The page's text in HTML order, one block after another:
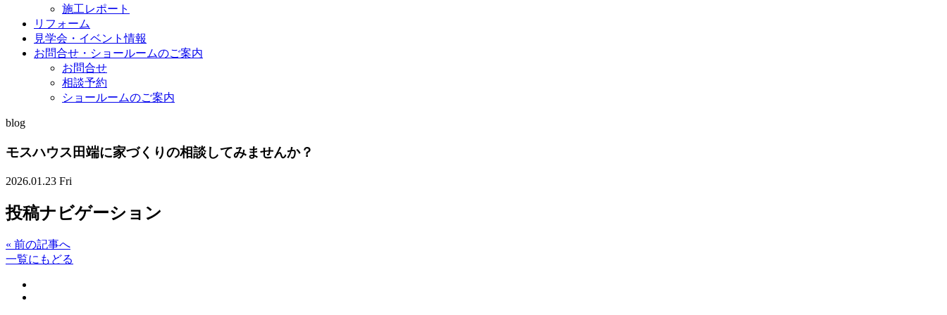
施工レポート
リフォーム
見学会・イベント情報
お問合せ・ショールームのご案内
お問合せ
相談予約
ショールームのご案内
blog
モスハウス田端に家づくりの相談してみませんか？
2026.01.23 Fri
投稿ナビゲーション
« 前の記事へ
一覧にもどる